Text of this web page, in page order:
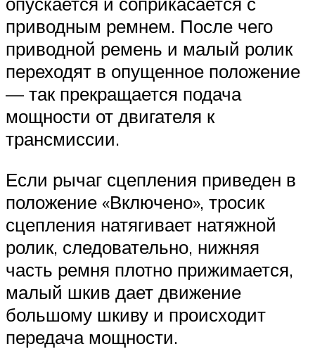
приводным ремнем. После чего
приводной ремень и малый ролик
переходят в опущенное положение
— так прекращается подача
мощности от двигателя к
трансмиссии.
Если рычаг сцепления приведен в
положение «Включено», тросик
сцепления натягивает натяжной
ролик, следовательно, нижняя
часть ремня плотно прижимается,
малый шкив дает движение
большому шкиву и происходит
передача мощности.